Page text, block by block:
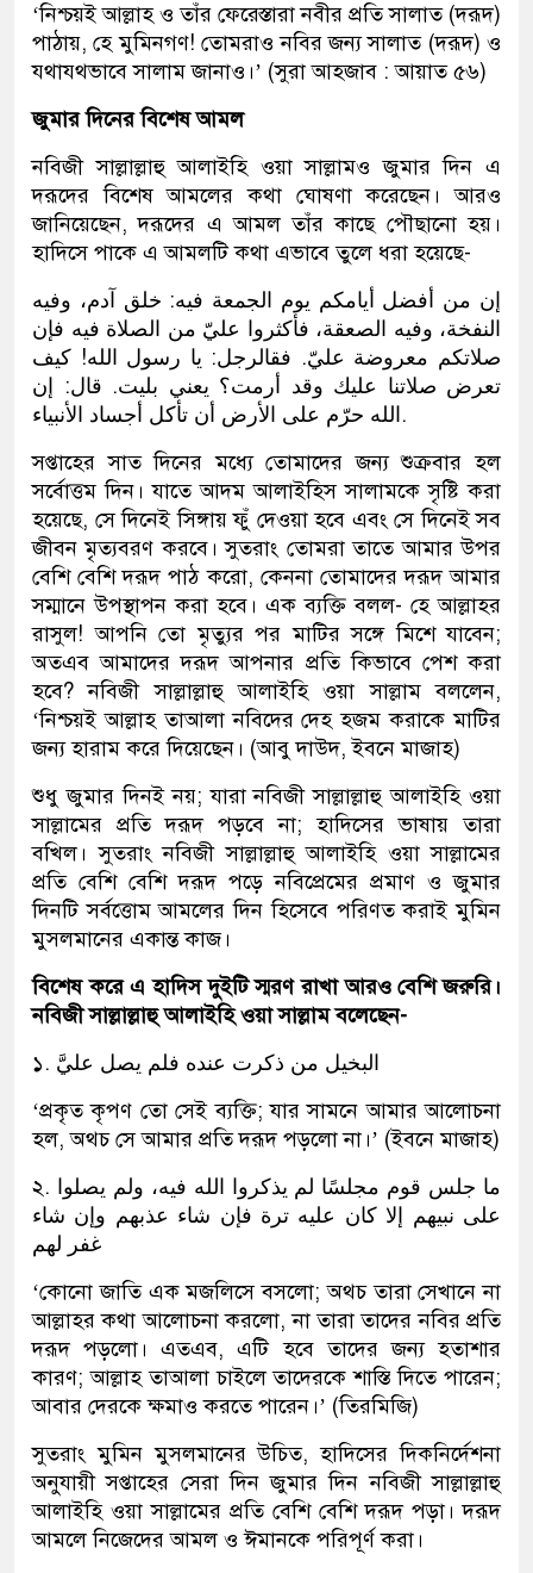
‘নিশ্চয়ই আল্লাহ ও তাঁর ফেরেস্তারা নবীর প্রতি সালাত (দরূদ)
পাঠায়, হে মুমিনগণ! তোমরাও নবির জন্য সালাত (দরূদ) ও
যথাযথভাবে সালাম জানাও।’ (সুরা আহজাব : আয়াত ৫৬)
জুমার দিনের বিশেষ আমল
নবিজী সাল্লাল্লাহু আলাইহি ওয়া সাল্লামও জুমার দিন এ
দরূদের বিশেষ আমলের কথা ঘোষণা করেছেন। আরও
জানিয়েছেন, দরূদের এ আমল তাঁর কাছে পৌছানো হয়।
হাদিসে পাকে এ আমলটি কথা এভাবে তুলে ধরা হয়েছে-
إن من أفضل أيامكم يوم الجمعة فيه: خلق آدم، وفيه
النفخة، وفيه الصعقة، فأكثروا عليّ من الصلاة فيه فإن
صلاتكم معروضة عليّ. فقالرجل: يا رسول الله! كيف
تعرض صلاتنا عليك وقد أرمت؟ يعني بليت. قال: إن
الله حرّم على الأرض أن تأكل أجساد الأنبياء.
সপ্তাহের সাত দিনের মধ্যে তোমাদের জন্য শুক্রবার হল
সর্বোত্তম দিন। যাতে আদম আলাইহিস সালামকে সৃষ্টি করা
হয়েছে, সে দিনেই সিঙ্গায় ফুঁ দেওয়া হবে এবং সে দিনেই সব
জীবন মৃত্যবরণ করবে। সুতরাং তোমরা তাতে আমার উপর
বেশি বেশি দরূদ পাঠ করো, কেননা তোমাদের দরূদ আমার
সম্মানে উপস্থাপন করা হবে। এক ব্যক্তি বলল- হে আল্লাহর
রাসুল! আপনি তো মৃত্যুর পর মাটির সঙ্গে মিশে যাবেন;
অতএব আমাদের দরূদ আপনার প্রতি কিভাবে পেশ করা
হবে? নবিজী সাল্লাল্লাহু আলাইহি ওয়া সাল্লাম বললেন,
‘নিশ্চয়ই আল্লাহ তাআলা নবিদের দেহ হজম করাকে মাটির
জন্য হারাম করে দিয়েছেন। (আবু দাউদ, ইবনে মাজাহ)
শুধু জুমার দিনই নয়; যারা নবিজী সাল্লাল্লাহু আলাইহি ওয়া
সাল্লামের প্রতি দরূদ পড়বে না; হাদিসের ভাষায় তারা
বখিল। সুতরাং নবিজী সাল্লাল্লাহু আলাইহি ওয়া সাল্লামের
প্রতি বেশি বেশি দরূদ পড়ে নবিপ্রেমের প্রমাণ ও জুমার
দিনটি সর্বত্তোম আমলের দিন হিসেবে পরিণত করাই মুমিন
মুসলমানের একান্ত কাজ।
বিশেষ করে এ হাদিস দুইটি স্মরণ রাখা আরও বেশি জরুরি।
নবিজী সাল্লাল্লাহু আলাইহি ওয়া সাল্লাম বলেছেন-
১. البخيل من ذكرت عنده فلم يصل عليَّ
‘প্রকৃত কৃপণ তো সেই ব্যক্তি; যার সামনে আমার আলোচনা
হল, অথচ সে আমার প্রতি দরূদ পড়লো না।’ (ইবনে মাজাহ)
২. ما جلس قوم مجلسًا لم يذكروا الله فيه، ولم يصلوا
على نبيهم إلا كان عليه ترة فإن شاء عذبهم وإن شاء
غفر لهم
‘কোনো জাতি এক মজলিসে বসলো; অথচ তারা সেখানে না
আল্লাহর কথা আলোচনা করলো, না তারা তাদের নবির প্রতি
দরূদ পড়লো। এতএব, এটি হবে তাদের জন্য হতাশার
কারণ; আল্লাহ তাআলা চাইলে তাদেরকে শাস্তি দিতে পারেন;
আবার দেরকে ক্ষমাও করতে পারেন।’ (তিরমিজি)
সুতরাং মুমিন মুসলমানের উচিত, হাদিসের দিকনির্দেশনা
অনুযায়ী সপ্তাহের সেরা দিন জুমার দিন নবিজী সাল্লাল্লাহু
আলাইহি ওয়া সাল্লামের প্রতি বেশি বেশি দরূদ পড়া। দরূদ
আমলে নিজেদের আমল ও ঈমানকে পরিপূর্ণ করা।